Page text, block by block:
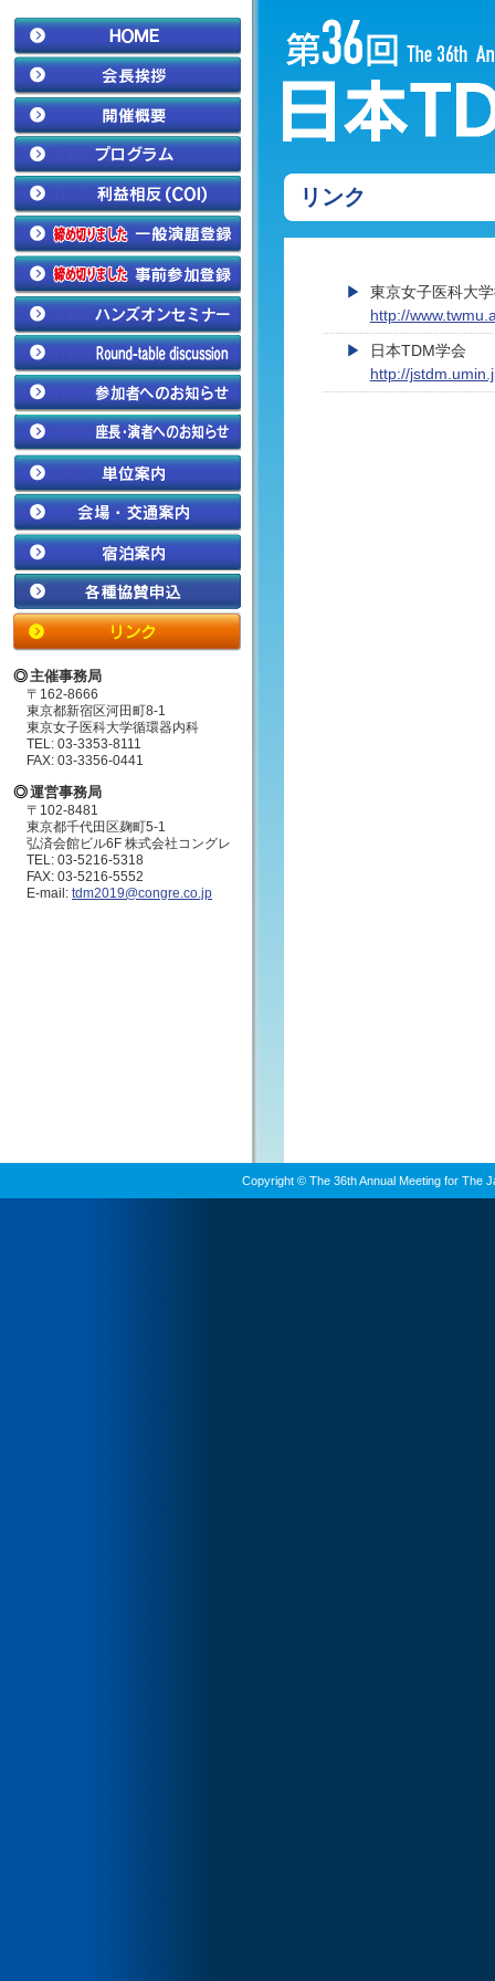
リンク
東京女子医科大
http://
日本TDM学会
http://
主催事務局
〒162-8666
東京都新宿区河田町8-1
東京女子医科大学循環器内科
TEL: 03-3353-8111
FAX: 03-3356-0441
運営事務局
〒102-8481
東京都千代田区麹町5-1
弘済会館ビル6F 株式会社コングレ
TEL: 03-5216-5318
FAX: 03-5216-5552
E-mail: tdm2019@congre.co.jp
Copyright © The 36th Annual Meeting for The